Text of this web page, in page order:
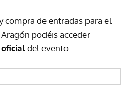
compra de entradas para el
podéis acceder
del evento.